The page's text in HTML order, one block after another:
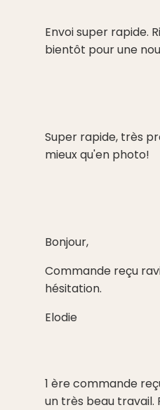
Envoi super rapide.
bientôt pour une
Super rapide, très
mieux qu'en photo!
Bonjour,
Commande reçu
hésitation.
Elodie
1 ère commande
un très beau travail.